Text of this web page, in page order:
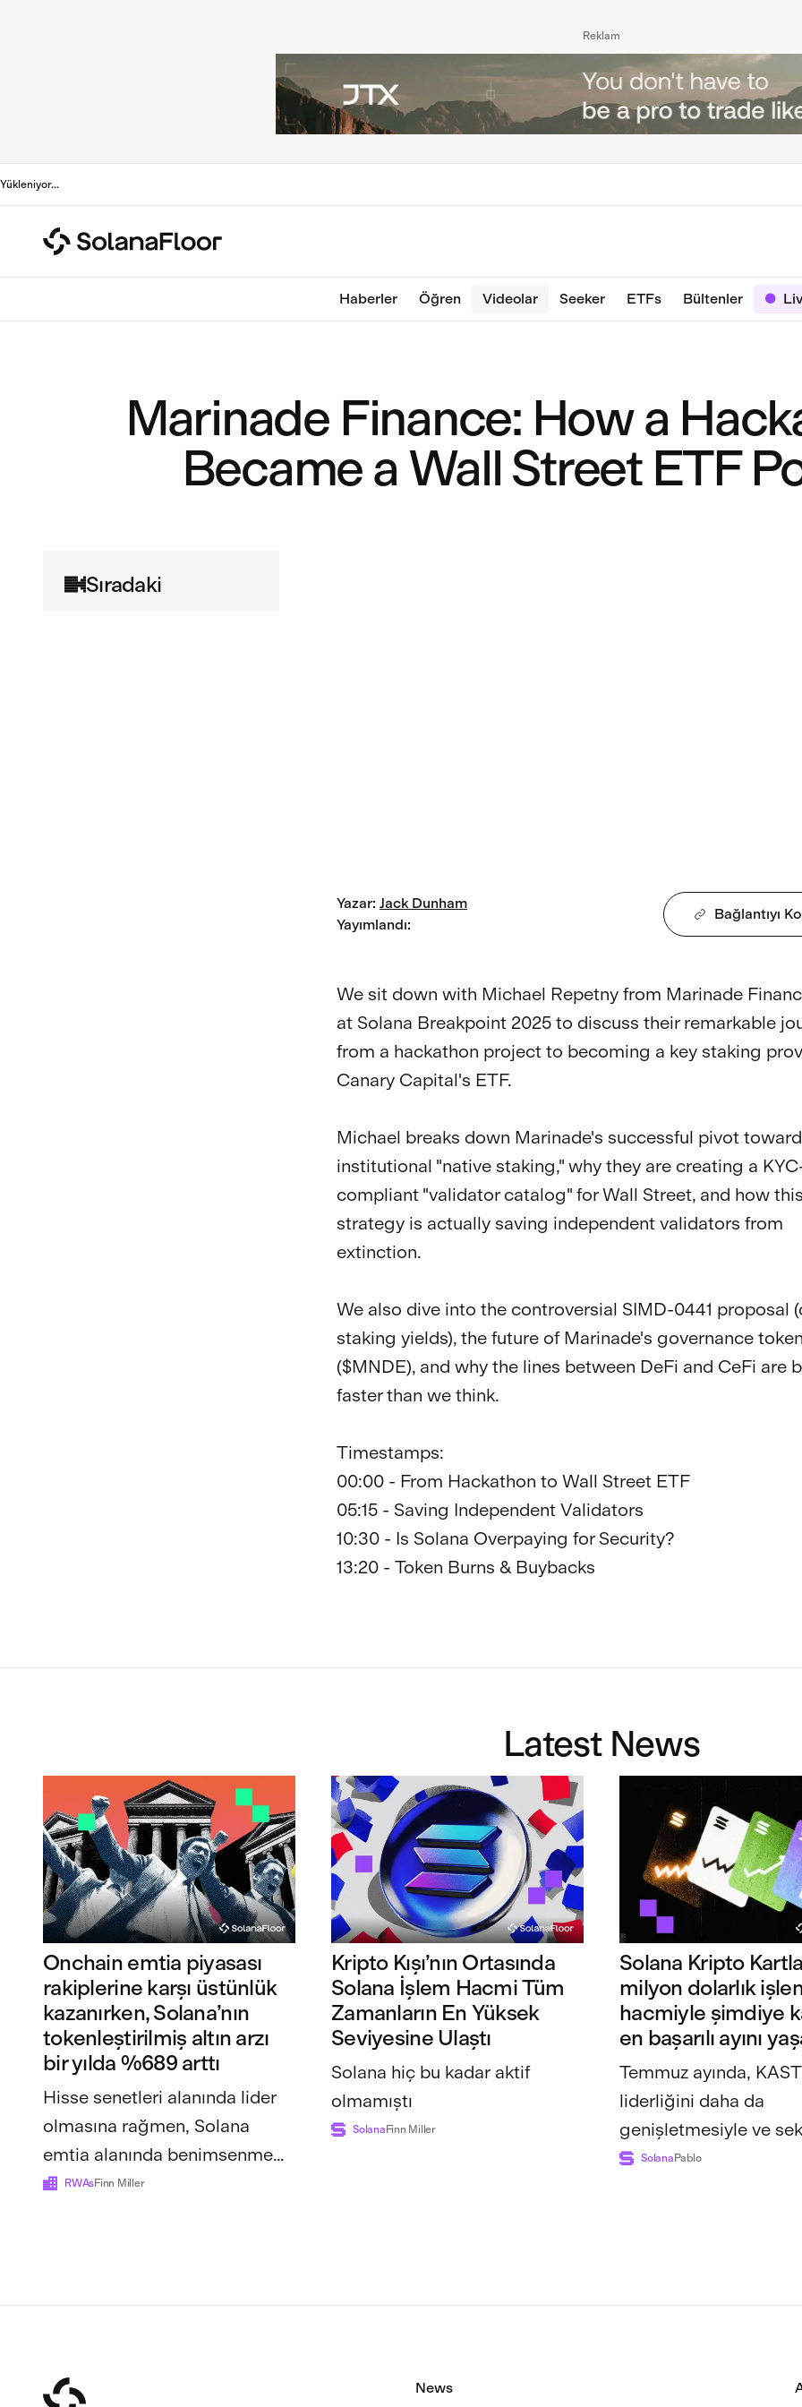
Reklam
Yükleniyor...
Haberler Öğren Videolar Seeker ETFs Bültenler
Marinade Finance: How a
Became a Wall Street ETF
Sıradaki
Yazar: Jack Dunham
Yayımlandı:
Bağlantıyı
We sit down with Michael Repetny from Marinade
at Solana Breakpoint 2025 to discuss their remarkable
from a hackathon project to becoming a key staking
Canary Capital's ETF.
Michael breaks down Marinade's successful pivot
institutional "native staking," why they are creating a
compliant "validator catalog" for Wall Street, and how this
strategy is actually saving independent validators from
extinction.
We also dive into the controversial SIMD-0441 proposal
staking yields), the future of Marinade's governance token
($MNDE), and why the lines between DeFi and CeFi are
faster than we think.
Timestamps:
00:00 - From Hackathon to Wall Street ETF
05:15 - Saving Independent Validators
10:30 - Is Solana Overpaying for Security?
13:20 - Token Burns & Buybacks
Latest News
Onchain emtia piyasası
rakiplerine karşı üstünlük
kazanırken, Solana’nın
tokenleştirilmiş altın arzı
bir yılda %689 arttı
Hisse senetleri alanında lider
olmasına rağmen, Solana
emtia alanında benimsenme
konusunda hâlâ geride kalıyor
RWAsFinn Miller
Kripto Kışı’nın Ortasında
Solana İşlem Hacmi Tüm
Zamanların En Yüksek
Seviyesine Ulaştı
Solana hiç bu kadar aktif
olmamıştı
Solana Finn Miller
Solana Kripto
milyon dolarlık
hacmiyle şimdiye
en başarılı ayını
Temmuz ayında,
liderliğini daha da
genişletmesiyle ve
genelindeki
Solana Pablo
News